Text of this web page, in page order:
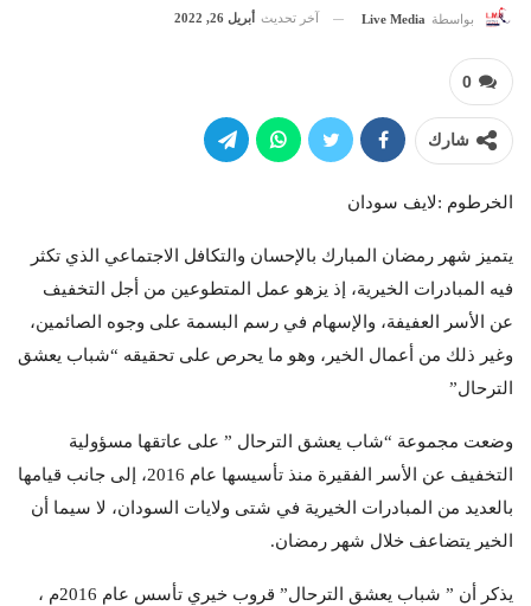
بواسطة Live Media آخر تحديث أبريل 26, 2022
0
شارك
الخرطوم :لايف سودان
يتميز شهر رمضان المبارك بالإحسان والتكافل الاجتماعي الذي تكثر
فيه المبادرات الخيرية، إذ يزهو عمل المتطوعين من أجل التخفيف
عن الأسر العفيفة، والإسهام في رسم البسمة على وجوه الصائمين،
وغير ذلك من أعمال الخير، وهو ما يحرص على تحقيقه “شباب يعشق
الترحال”
وضعت مجموعة “شاب يعشق الترحال ” على عاتقها مسؤولية
التخفيف عن الأسر الفقيرة منذ تأسيسها عام 2016، إلى جانب قيامها
بالعديد من المبادرات الخيرية في شتى ولايات السودان، لا سيما أن
الخير يتضاعف خلال شهر رمضان.
يذكر أن ” شباب يعشق الترحال” قروب خيري تأسس عام 2016م ،